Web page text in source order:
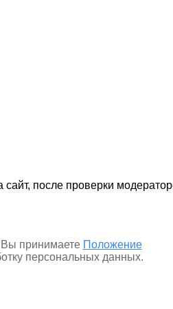
после проверки
принимаете Положение
персональных данных.